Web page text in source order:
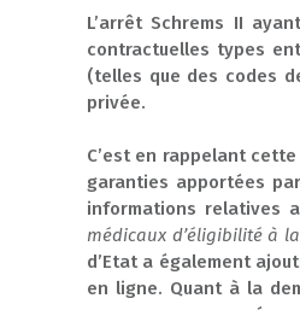
L’arrêt Schrems II
contractuelles types
(telles que des codes
privée.
C’est en rappelant
garanties apportées
informations relatives
médicaux d’éligibilité à
d’Etat a également
en ligne. Quant à la